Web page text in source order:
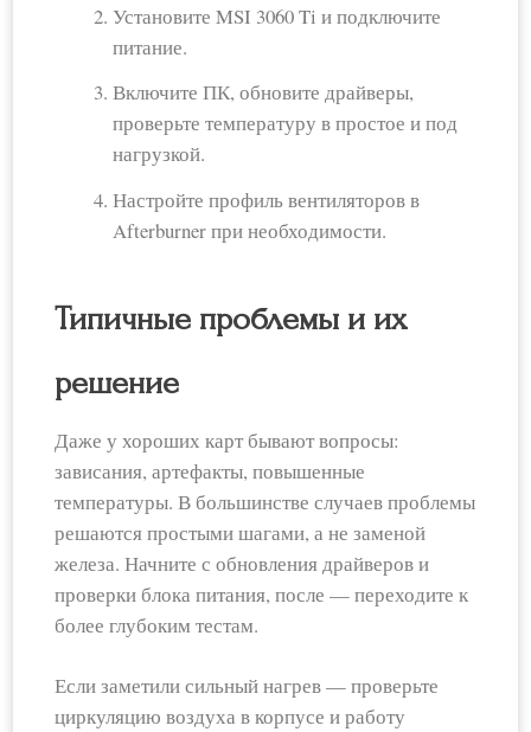
Установите MSI 3060 Ti и подключите
питание.
Включите ПК, обновите драйверы,
проверьте температуру в простое и под
нагрузкой.
Настройте профиль вентиляторов в
Afterburner при необходимости.
Типичные проблемы и их
решение
Даже у хороших карт бывают вопросы:
зависания, артефакты, повышенные
температуры. В большинстве случаев проблемы
решаются простыми шагами, а не заменой
железа. Начните с обновления драйверов и
проверки блока питания, после — переходите к
более глубоким тестам.
Если заметили сильный нагрев — проверьте
циркуляцию воздуха в корпусе и работу